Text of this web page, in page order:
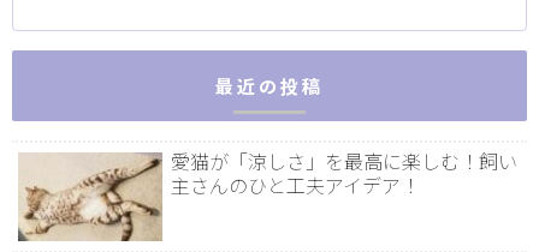
最近の投稿
愛猫が「涼しさ」を最高に楽しむ！飼い
主さんのひと工夫アイデア！